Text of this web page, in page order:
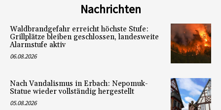
Nachrichten
Waldbrandgefahr erreicht höchste Stufe:
Grillplätze bleiben geschlossen, landesweite
Alarmstufe aktiv
06.08.2026
Nach Vandalismus in Erbach: Nepomuk-
Statue wieder vollständig hergestellt
05.08.2026